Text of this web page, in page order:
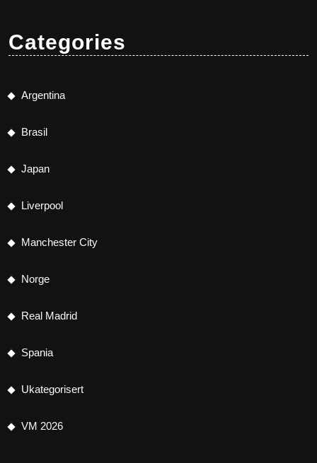
Categories
Argentina
Brasil
Japan
Liverpool
Manchester City
Norge
Real Madrid
Spania
Ukategorisert
VM 2026